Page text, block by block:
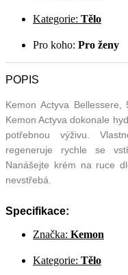
Kategorie: Tělo
Pro koho: Pro ženy
POPIS
Kemon Actyva
Kemon Actyva dokonale
potřebnou výživu.
regeneruje rychle se
Nanášejte krém na ruce
nevstřebá.
Specifikace:
Značka: Kemon
Kategorie: Tělo